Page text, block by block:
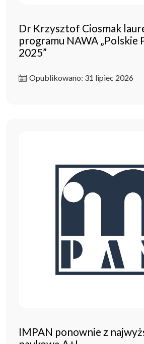
Dr Krzysztof Ciosmak
programu NAWA „Polskie
2025”
Opublikowano: 31 lipiec 2026
IMPAN ponownie z